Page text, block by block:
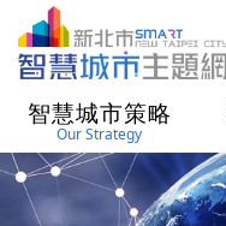
進入內容區塊
智慧城市策略
Our Strategy